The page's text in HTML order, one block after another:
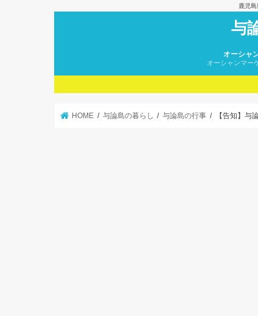
鹿児
与
オーシャ
オーシャンマー
HOME 与論島の暮らし 与論島の行事 【告知】与